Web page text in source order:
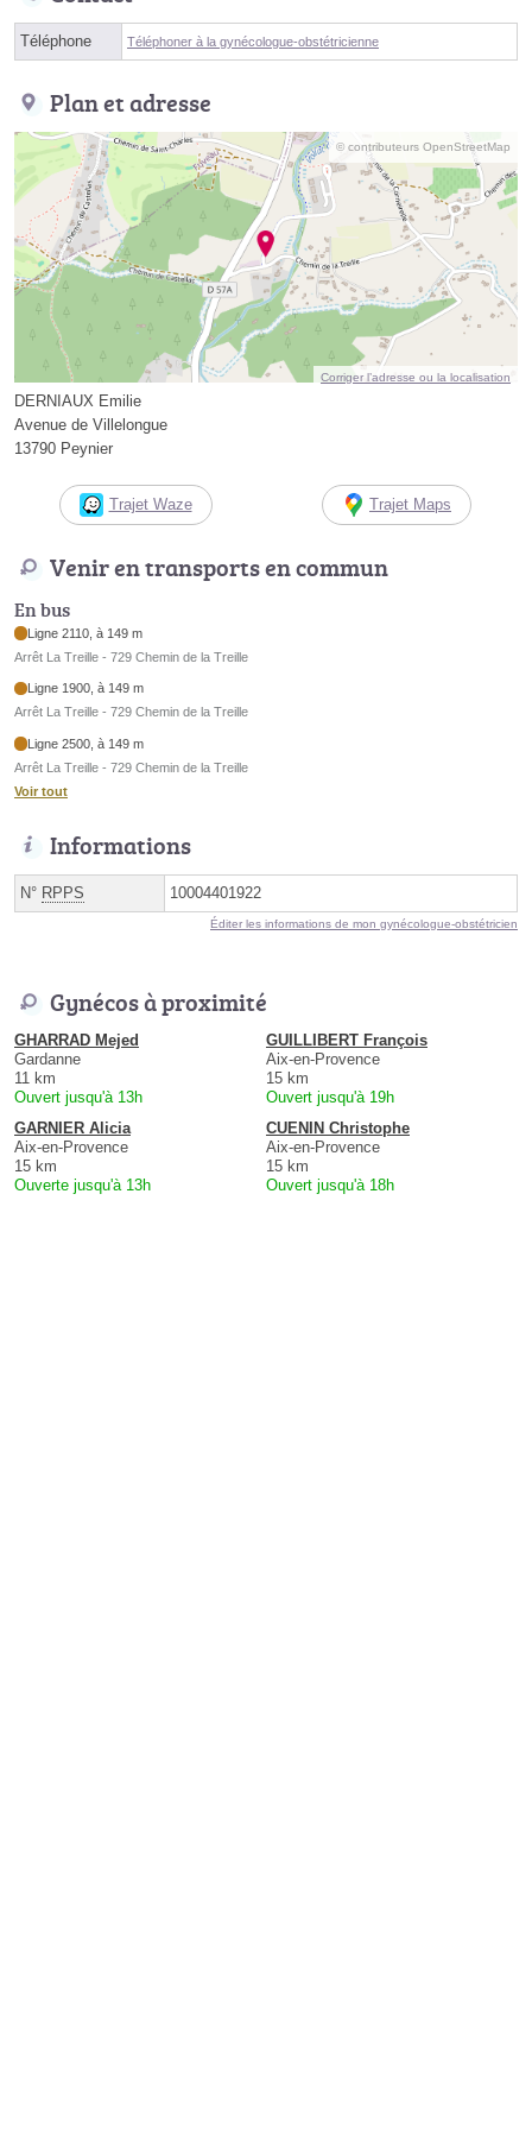
Téléphone Téléphoner à la gynécologue-obstétricienne
Plan et adresse
© contributeurs OpenStreetMap
Corriger l’adresse ou la localisation
DERNIAUX Emilie
Avenue de Villelongue
13790 Peynier
Trajet Waze Trajet Maps
Venir en transports en commun
En bus
Ligne 2110, à 149 m
Arrêt La Treille - 729 Chemin de la Treille
Ligne 1900, à 149 m
Arrêt La Treille - 729 Chemin de la Treille
Ligne 2500, à 149 m
Arrêt La Treille - 729 Chemin de la Treille
Voir tout
Informations
N° RPPS 10004401922
Éditer les informations de mon gynécologue-obstétricien
Gynécos à proximité
GHARRAD Mejed
Gardanne
11 km
Ouvert jusqu'à 13h
GUILLIBERT François
Aix-en-Provence
15 km
Ouvert jusqu'à 19h
GARNIER Alicia
Aix-en-Provence
15 km
Ouverte jusqu'à 13h
CUENIN Christophe
Aix-en-Provence
15 km
Ouvert jusqu'à 18h